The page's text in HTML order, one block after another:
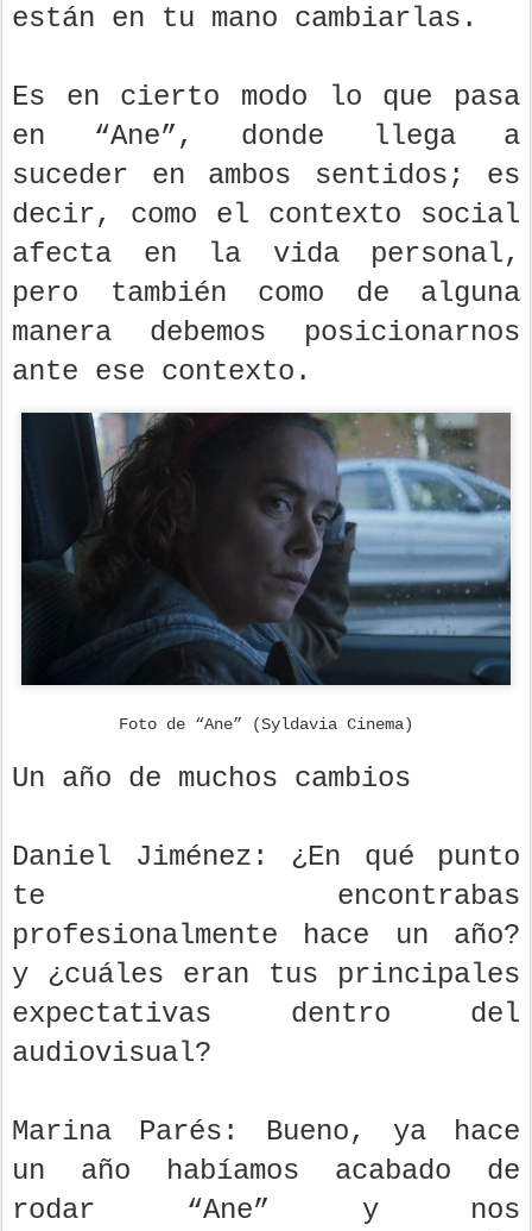
están en tu mano cambiarlas.
Es en cierto modo lo que pasa
en “Ane”, donde llega a
suceder en ambos sentidos; es
decir, como el contexto social
afecta en la vida personal,
pero también como de alguna
manera debemos posicionarnos
ante ese contexto.
Foto de “Ane” (Syldavia Cinema)
Un año de muchos cambios
Daniel Jiménez: ¿En qué punto
te encontrabas
profesionalmente hace un año?
y ¿cuáles eran tus principales
expectativas dentro del
audiovisual?
Marina Parés: Bueno, ya hace
un año habíamos acabado de
rodar “Ane” y nos